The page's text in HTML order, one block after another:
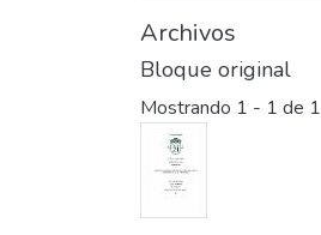
Archivos
Bloque original
Mostrando 1 - 1 de 1